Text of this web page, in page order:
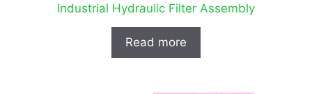
Industrial Hydraulic Filter Assembly
Read more